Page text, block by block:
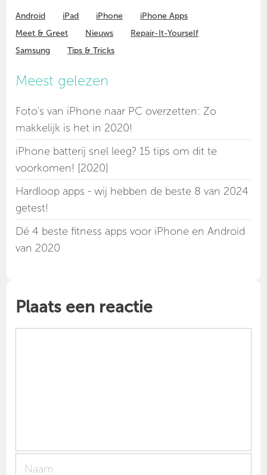
Android iPad iPhone
iPhone Apps
Meet & Greet
Nieuws
Repair-It-Yourself
Samsung
Tips & Tricks
Meest gelezen
Foto's van iPhone naar PC overzetten: Zo
makkelijk is het in 2020!
iPhone batterij snel leeg? 15 tips om dit te
voorkomen! [2020]
Hardloop apps - wij hebben de beste 8 van 2024
getest!
Dé 4 beste fitness apps voor iPhone en Android
van 2020
Plaats een reactie